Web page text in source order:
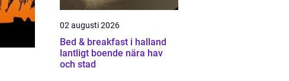
02 augusti 2026
Bed & breakfast i halland
lantligt boende nära hav
och stad